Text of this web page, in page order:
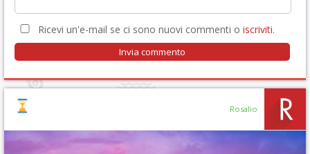
Ricevi un'e-mail se ci sono nuovi commenti o iscriviti.
Rosalio